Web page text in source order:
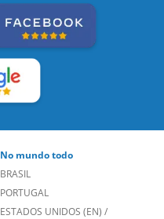
BRASIL
PORTUGAL
ESTADOS UNIDOS (EN)
ESTADOS UNIDOS (ES)